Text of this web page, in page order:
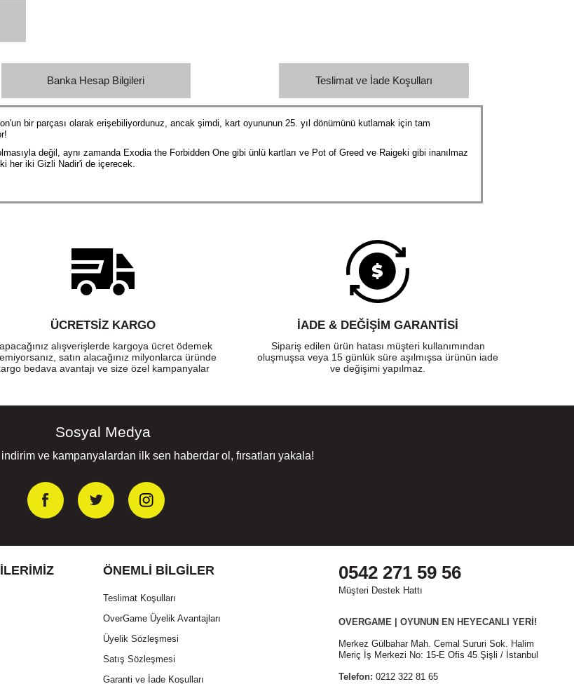
Banka Hesap Bilgileri Teslimat ve İade Koşulları
bir parçası olarak erişebiliyordunuz, ancak şimdi, kart oyununun 25. yıl dönümünü kutlamak için tam
değil, aynı zamanda Exodia the Forbidden One gibi ünlü kartları ve Pot of Greed ve Raigeki gibi inanılmaz
her iki Gizli Nadir'i de içerecek.
ÜCRETSIZ KARGO
alışverişlerde kargoya ücret ödemek
satın alacağınız milyonlarca üründe
bedava avantajı ve size özel kampanyalar
İADE & DEĞİŞİM GARANTİSİ
Sipariş edilen ürün hatası müşteri kullanımından
oluşmuşsa veya 15 günlük süre aşılmışsa ürünün iade
ve değişimi yapılmaz.
Sosyal Medya
ve kampanyalardan ilk sen haberdar ol, fırsatları yakala!
ÖNEMLI BILGILER
Teslimat Koşulları
OverGame Üyelik Avantajları
Üyelik Sözleşmesi
Satış Sözleşmesi
Garanti ve İade Koşulları
0542 271 59 56
Müşteri Destek Hattı
OVERGAME | OYUNUN EN HEYECANLI YERİ!
Merkez Gülbahar Mah. Cemal Sururi Sok. Halim
Meriç İş Merkezi No: 15-E Ofis 45 Şişli / İstanbul
Telefon: 0212 322 81 65